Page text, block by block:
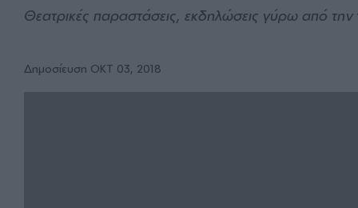
Θεατρικές παραστάσεις, εκδηλώσεις γύρω από την
Δημοσίευση ΟΚΤ 03, 2018